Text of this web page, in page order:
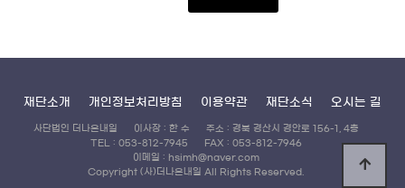
재단소개 개인정보처리방침 이용약관 재단소식 오시는 길
사단법인 더나은내일 이사장 : 한 수
주소 : 경북 경산시 경안로 156-1, 4층
TEL : 053-812-7945
FAX : 053-812-7946
이메일 : hsimh@naver.com
Copyright (사)더나은내일 All Rights Reserved.